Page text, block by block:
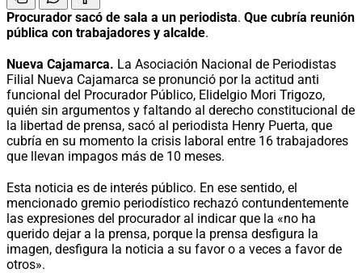
Procurador sacó de sala a un periodista. Que cubría reunión
pública con trabajadores y alcalde.
Nueva Cajamarca. La Asociación Nacional de Periodistas
Filial Nueva Cajamarca se pronunció por la actitud anti
funcional del Procurador Público, Elidelgio Mori Trigozo,
quién sin argumentos y faltando al derecho constitucional de
la libertad de prensa, sacó al periodista Henry Puerta, que
cubría en su momento la crisis laboral entre 16 trabajadores
que llevan impagos más de 10 meses.
Esta noticia es de interés público. En ese sentido, el
mencionado gremio periodístico rechazó contundentemente
las expresiones del procurador al indicar que la «no ha
querido dejar a la prensa, porque la prensa desfigura la
imagen, desfigura la noticia a su favor o a veces a favor de
otros».